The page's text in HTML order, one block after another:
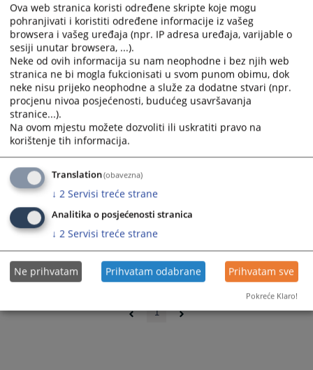
1
Ova web stranica koristi određene skripte koje mogu
pohranjivati i koristiti određene informacije iz vašeg
browsera i vašeg uređaja (npr. IP adresa uređaja, varijable o
sesiji unutar browsera, ...).
Neke od ovih informacija su nam neophodne i bez njih web
stranica ne bi mogla fukcionisati u svom punom obimu, dok
neke nisu prijeko neophodne a služe za dodatne stvari (npr.
procjenu nivoa posjećenosti, budućeg usavršavanja
stranice...).
Na ovom mjestu možete dozvoliti ili uskratiti pravo na
korištenje tih informacija.
Translation(obavezna)
↓ 2 Servisi treće strane
Analitika o posjećenosti stranica
↓ 2 Servisi treće strane
Ne prihvatam Prihvatam odabrane Prihvatam sve
Pokreće Klaro!